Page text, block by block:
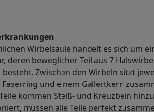
Wirbelsäule handelt es sich um
deren beweglicher Teil aus 7
Zwischen den Wirbeln sitzt
Faserring und einem Gallertkern
kommen Steiß- und Kreuzbein
müssen alle Teile perfekt